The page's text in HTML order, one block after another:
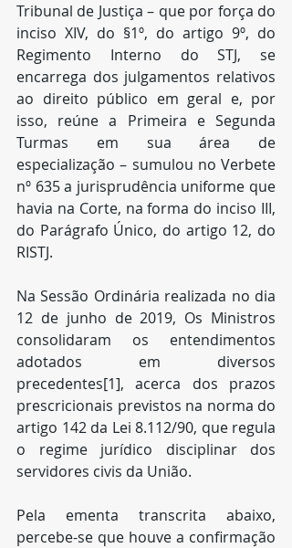
Tribunal de Justiça – que por força do
inciso XIV, do §1º, do artigo 9º, do
Regimento Interno do STJ, se
encarrega dos julgamentos relativos
ao direito público em geral e, por
isso, reúne a Primeira e Segunda
Turmas em sua área de
especialização – sumulou no Verbete
nº 635 a jurisprudência uniforme que
havia na Corte, na forma do inciso III,
do Parágrafo Único, do artigo 12, do
RISTJ.
Na Sessão Ordinária realizada no dia
12 de junho de 2019, Os Ministros
consolidaram os entendimentos
adotados em diversos
precedentes[1], acerca dos prazos
prescricionais previstos na norma do
artigo 142 da Lei 8.112/90, que regula
o regime jurídico disciplinar dos
servidores civis da União.
Pela ementa transcrita abaixo,
percebe-se que houve a confirmação